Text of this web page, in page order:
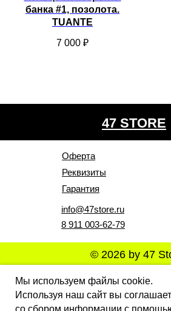
Мы используем файлы cookie.
Используя наш сайт вы
со сбором информации с
банка #1, позолота.
TUANTE
7 000 ₽
info@47store.ru
© 2026 by 47
Оферта
Реквизиты
Гарантия
47 STORE
копирование материалов Сайта в
разрешено только с письменного
владельца Сайта. В случае
8 911 003-62-79